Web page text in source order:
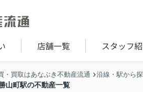
店舗一覧 スタッフ
・買取はあなぶき不動産流通 沿線・駅から
山町駅の不動産一覧